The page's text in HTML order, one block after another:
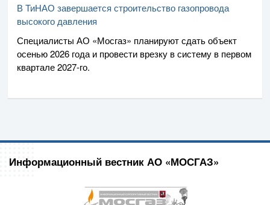
В ТиНАО завершается строительство газопровода
высокого давления
Специалисты АО «Мосгаз» планируют сдать объект
осенью 2026 года и провести врезку в систему в первом
квартале2027-го.
Информационный вестник АО «МОСГАЗ»